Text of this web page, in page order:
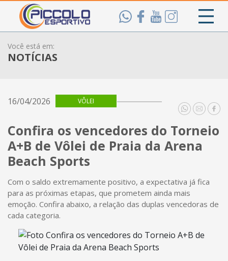
Você está em:
NOTÍCIAS
16/04/2026 VÔLEI
Confira os vencedores do Torneio
A+B de Vôlei de Praia da Arena
Beach Sports
Com o saldo extremamente positivo, a expectativa já fica
para as próximas etapas, que prometem ainda mais
emoção. Confira abaixo, a relação das duplas vencedoras de
cada categoria.